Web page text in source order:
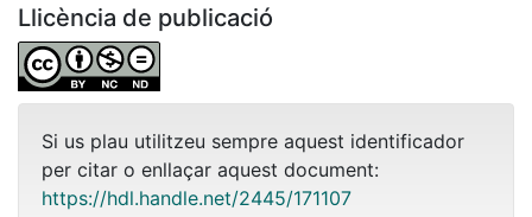
Llicència de publicació
Si us plau utilitzeu sempre aquest identificador
per citar o enllaçar aquest document:
https://hdl.handle.net/2445/171107